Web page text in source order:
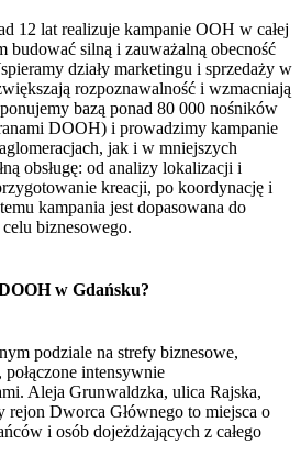
12 lat realizuje kampanie OOH w całej
budować silną i zauważalną obecność
działy marketingu i sprzedaży w
rozpoznawalność i wzmacniają
bazą ponad 80 000 nośników
DOOH) i prowadzimy kampanie
jak i w mniejszych
obsługę: od analizy lokalizacji i
kreacji, po koordynację i
kampania jest dopasowana do
biznesowego.
w Gdańsku?
podziale na strefy biznesowe,
intensywnie
Aleja Grunwaldzka, ulica Rajska,
rejon Dworca Głównego to miejsca o
i osób dojeżdżających z całego